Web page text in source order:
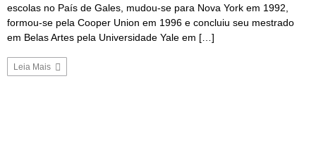
escolas no País de Gales, mudou-se para Nova York em 1992,
formou-se pela Cooper Union em 1996 e concluiu seu mestrado
em Belas Artes pela Universidade Yale em […]
Leia Mais